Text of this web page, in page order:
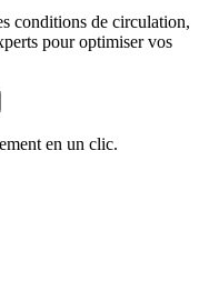
conditions de circulation,
pour optimiser vos
en un clic.